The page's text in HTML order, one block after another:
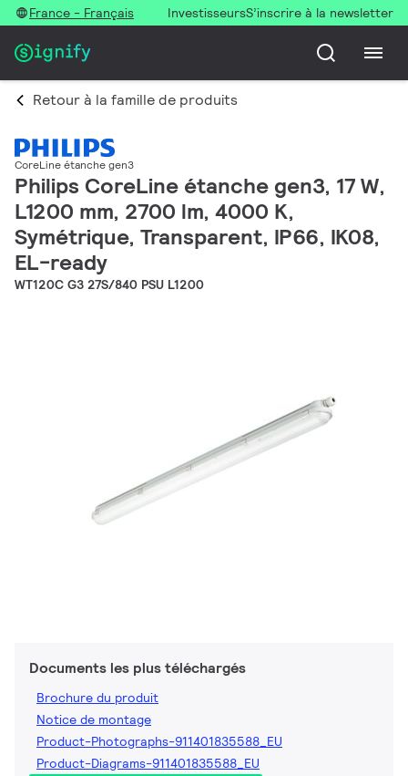
France - Français InvestisseursS’inscrire à la newsletter
Retour à la famille de produits
CoreLine étanche gen3
Philips CoreLine étanche gen3, 17 W,
L1200 mm, 2700 lm, 4000 K,
Symétrique, Transparent, IP66, IK08,
EL-ready
WT120C G3 27S/840 PSU L1200
Documents les plus téléchargés
Brochure du produit
Notice de montage
Product-Photographs-911401835588_EU
Product-Diagrams-911401835588_EU